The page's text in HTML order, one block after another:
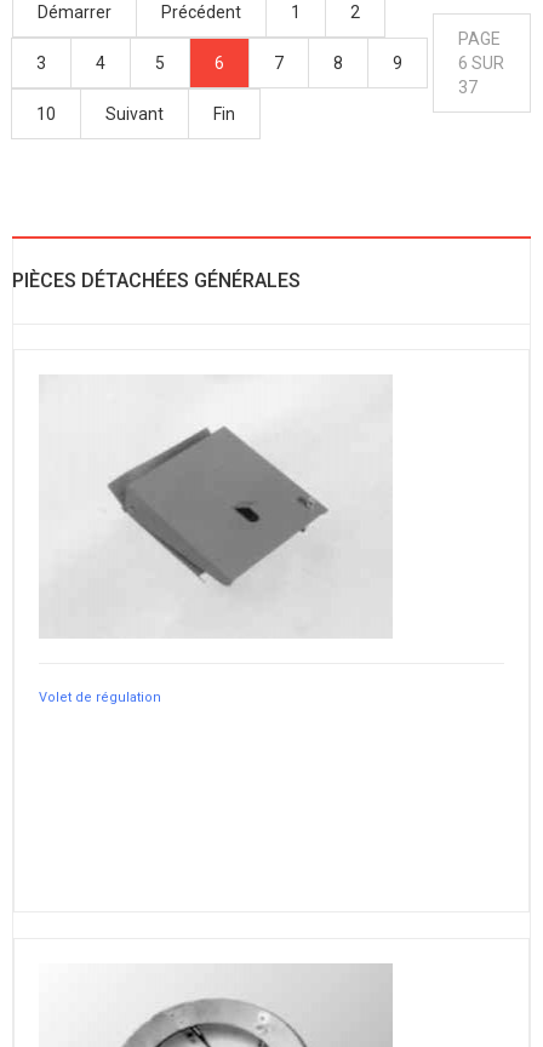
Démarrer Précédent 1 2
3 4 5 6 7 8 9
10 Suivant Fin
PAGE
6 SUR
37
PIÈCES DÉTACHÉES GÉNÉRALES
Volet de régulation